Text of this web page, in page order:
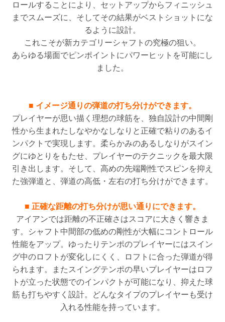
ロールすることにより、セットアップからフィニッシュ
までスムーズに、そしてその結果がベストショットにな
るように設計。
これこそが新カテゴリーシャフトの究極の狙い。
あらゆる場面でピンポイントにパワーヒットを可能にし
ました。
■ イメージ通りの弾道の打ち分けができます。
プレイヤーが思い描く理想の球筋を、独自設計の中間剛
性から生まれたしなやかなしなりと正確で粘りのあるイ
ンパクトで実現します。柔らかみのあるしなりがスイン
グにゆとりをもたせ、プレイヤーのテクニックを最大限
引き出します。そして、高めの先端剛性でスピンを抑え
た強弾道と、弾道の高低・左右の打ち分けができます。
■ 正確な距離の打ち分けが思い通りにできます。
アイアンでは距離の不正確さはスコアに大きく響きま
す。シャフト中間部の低めの剛性が大幅にコントロール
性能をアップ。ゆったりテンポのプレイヤーにはスイン
グ中のロフトが変化しにくく、ロフトに合った弾道が得
られます。またスイングテンポの早いプレイヤーはロフ
トが立った状態でのインパクトが可能になり、抑えた球
筋も打ちやすく設計。どんなタイプのプレイヤーも受け
入れる性能を持っています。